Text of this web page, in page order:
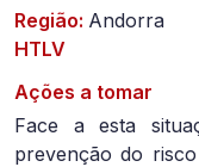
Região: Andorra
HTLV
Ações a tomar
Face a esta
prevenção do